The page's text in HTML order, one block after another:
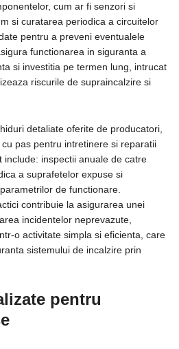
cum ar fi senzori si
si curatarea periodica a circuitelor
pentru a preveni eventualele
functionarea in siguranta a
si investitia pe termen lung, intrucat
riscurile de supraincalzire si
detaliate oferite de producatori,
pas pentru intretinere si reparatii
include: inspectii anuale de catre
a suprafetelor expuse si
de functionare.
contribuie la asigurarea unei
incidentelor neprevazute,
o activitate simpla si eficienta, care
sistemului de incalzire prin
pentru